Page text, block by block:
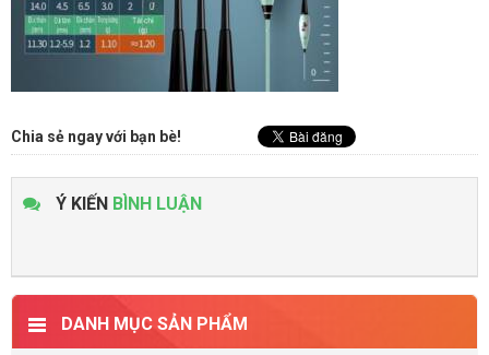
Chia sẻ ngay với bạn bè!
Ý KIẾN BÌNH LUẬN
DANH MỤC SẢN PHẨM